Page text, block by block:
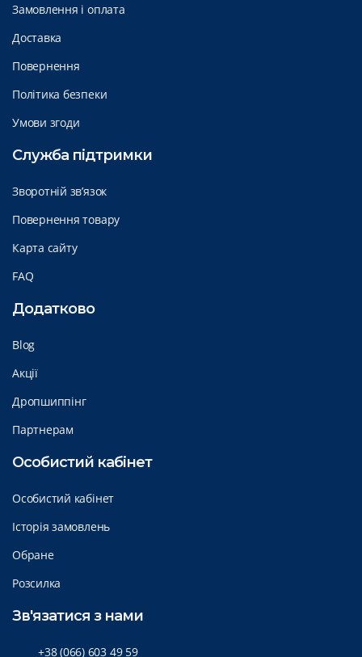
Замовлення і оплата
Доставка
Повернення
Політика безпеки
Умови згоди
Служба підтримки
Зворотній зв’язок
Повернення товару
Карта сайту
FAQ
Додатково
Blog
Акції
Дропшиппінг
Партнерам
Особистий кабінет
Особистий кабінет
Історія замовлень
Обране
Розсилка
Зв'язатися з нами
+38 (066) 603 49 59